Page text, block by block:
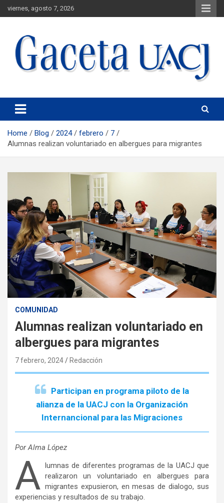
viernes, agosto 7, 2026
Gaceta UACJ
Home Blog 2024 febrero
7
Alumnas realizan voluntariado en albergues para migrantes
COMUNIDAD
Alumnas realizan voluntariado en
albergues para migrantes
7 febrero, 2024 Redacción
Participan en programa piloto de la
alianza de la UACJ con la Organización
Internancional para las Migraciones
Por Alma López
A lumnas de diferentes programas de la UACJ que
realizaron un voluntariado en albergues para
migrantes expusieron, en mesas de dialogo, sus
experiencias y resultados de su trabajo.